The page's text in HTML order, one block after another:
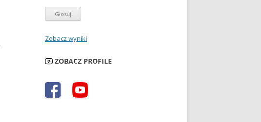
Zobacz wyniki
ZOBACZ PROFILE